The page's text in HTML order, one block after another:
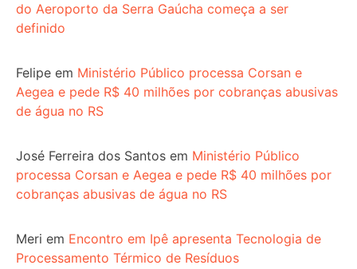
do Aeroporto da Serra Gaúcha começa a ser
definido
Felipe em Ministério Público processa Corsan e
Aegea e pede R$ 40 milhões por cobranças abusivas
de água no RS
José Ferreira dos Santos em Ministério Público
processa Corsan e Aegea e pede R$ 40 milhões por
cobranças abusivas de água no RS
Meri em Encontro em Ipê apresenta Tecnologia de
Processamento Térmico de Resíduos